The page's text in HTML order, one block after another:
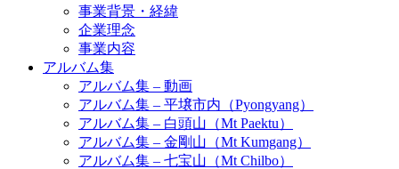
事業背景・経緯
企業理念
事業内容
アルバム集
アルバム集 – 動画
アルバム集 – 平壌市内（Pyongyang）
アルバム集 – 白頭山（Mt Paektu）
アルバム集 – 金剛山（Mt Kumgang）
アルバム集 – 七宝山（Mt Chilbo）